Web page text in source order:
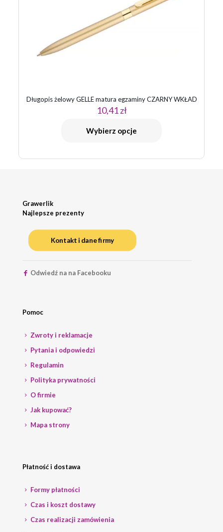
Długopis żelowy GELLE matura egzaminy CZARNY WKŁAD
10,41zł
Wybierz opcje
Grawerlik
Najlepsze prezenty
Kontakt i dane firmy
Odwiedź na na Facebooku
Pomoc
Zwroty i reklamacje
Pytania i odpowiedzi
Regulamin
Polityka prywatności
O firmie
Jak kupować?
Mapa strony
Płatność i dostawa
Formy płatności
Czas i koszt dostawy
Czas realizacji zamówienia